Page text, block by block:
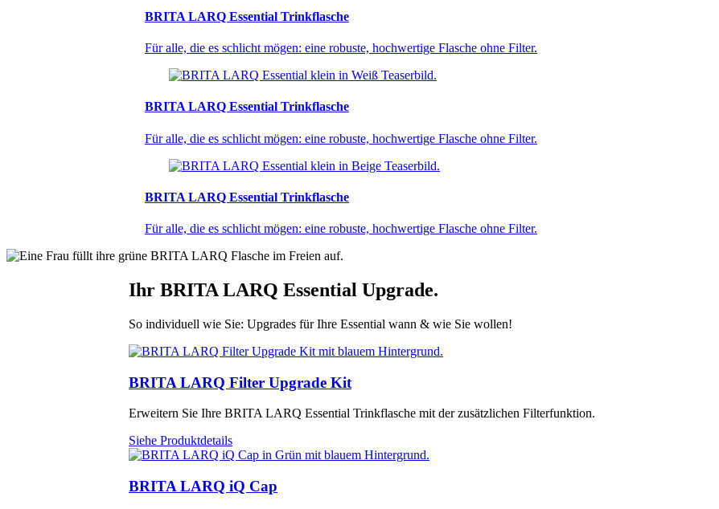
BRITA LARQ Essential Trinkflasche
Für alle, die es schlicht mögen: eine robuste, hochwertige Flasche ohne Filter.
BRITA LARQ Essential Trinkflasche
Für alle, die es schlicht mögen: eine robuste, hochwertige Flasche ohne Filter.
BRITA LARQ Essential Trinkflasche
Für alle, die es schlicht mögen: eine robuste, hochwertige Flasche ohne Filter.
Ihr BRITA LARQ Essential Upgrade.
So individuell wie Sie: Upgrades für Ihre Essential wann & wie Sie wollen!
BRITA LARQ Filter Upgrade Kit
Erweitern Sie Ihre BRITA LARQ Essential Trinkflasche mit der zusätzlichen Filterfunktion.
Siehe Produktdetails
BRITA LARQ iQ Cap